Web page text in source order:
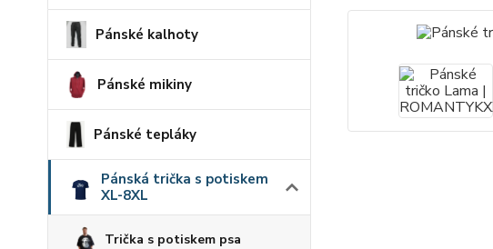
Pánské kalhoty
Pánské mikiny
Pánské tepláky
Pánská trička s potiskem
XL-8XL
Trička s potiskem psa